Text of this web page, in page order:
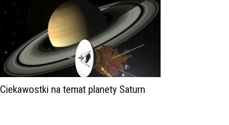
Ciekawostki na temat planety Saturn